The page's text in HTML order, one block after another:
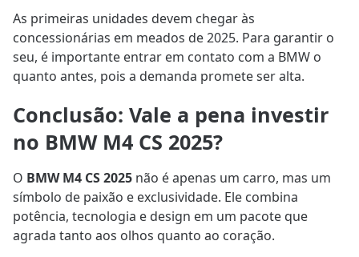
As primeiras unidades devem chegar às
concessionárias em meados de 2025. Para garantir o
seu, é importante entrar em contato com a BMW o
quanto antes, pois a demanda promete ser alta.
Conclusão: Vale a pena investir
no BMW M4 CS 2025?
O BMW M4 CS 2025 não é apenas um carro, mas um
símbolo de paixão e exclusividade. Ele combina
potência, tecnologia e design em um pacote que
agrada tanto aos olhos quanto ao coração.